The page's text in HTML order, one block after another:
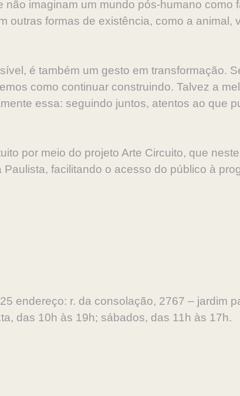
imaginam um mundo pós-humano como
outras formas de existência, como a animal,
é também um gesto em transformação.
como continuar construindo. Talvez a
essa: seguindo juntos, atentos ao que
por meio do projeto Arte Circuito, que
facilitando o acesso do público à
endereço: r. da consolação, 2767 – jardim
das 10h às 19h; sábados, das 11h às 17h.